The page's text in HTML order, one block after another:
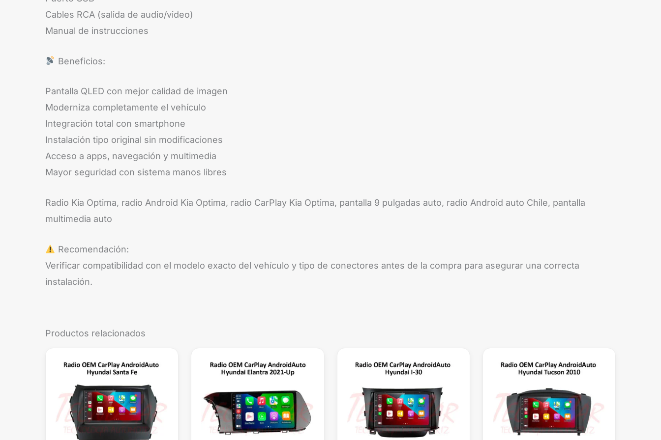
Cables RCA (salida de audio/video)
Manual de instrucciones
Beneficios:
Pantalla QLED con mejor calidad de imagen
Moderniza completamente el vehículo
Integración total con smartphone
Instalación tipo original sin modificaciones
Acceso a apps, navegación y multimedia
Mayor seguridad con sistema manos libres
Radio Kia Optima, radio Android Kia Optima, radio CarPlay Kia Optima, pantalla 9 pulgadas auto, radio Android auto Chile, pantalla
multimedia auto
Recomendación:
Verificar compatibilidad con el modelo exacto del vehículo y tipo de conectores antes de la compra para asegurar una correcta
instalación.
Productos relacionados